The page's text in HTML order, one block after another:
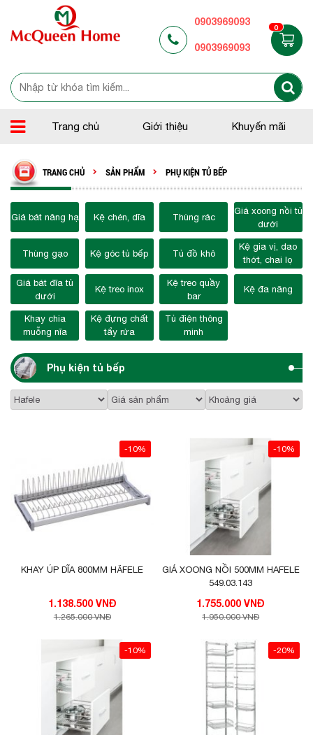
0903969093
0903969093
0
Trang chủ Giới thiệu Khuyến mãi
TRANG CHỦ SẢN PHẨM PHỤ KIỆN TỦ BẾP
Giá bát nâng hạ Kệ chén, dĩa Thùng rác
Giá xoong nồi tủ
dưới
Thùng gạo Kệ góc tủ bếp Tủ đồ khô
Kệ gia vị, dao
thớt, chai lọ
Giá bát đĩa tủ
dưới
Kệ treo inox
Kệ treo quầy
bar
Kệ đa năng
Khay chia
muỗng nĩa
Kệ đựng chất
tẩy rửa
Tủ điện thông
minh
Phụ kiện tủ bếp
-10%
KHAY ÚP DĨA 800MM HÄFELE
1.138.500 VNĐ
1.265.000 VNĐ
-10%
GIÁ XOONG NỒI 500MM HAFELE
549.03.143
1.755.000 VNĐ
1.950.000 VNĐ
-10% -20%